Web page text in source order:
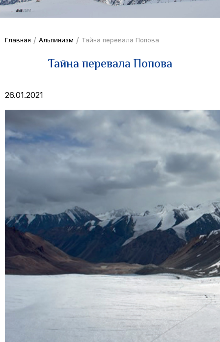
Главная / Альпинизм / Тайна перевала Попова
Тайна перевала Попова
26.01.2021